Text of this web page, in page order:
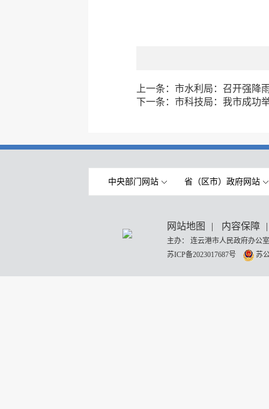
上一条： 市水利局：召开强降
下一条： 市科技局：我市成功
中央部门网站 省（区市）政府网站
网站地图 | 内容保障 |
主办： 连云港市人民政府办
苏ICP备2023017687号
苏